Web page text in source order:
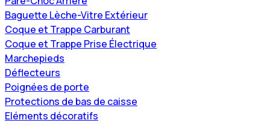
Baguette Lèche-Vitre Extérieur
Coque et Trappe Carburant
Coque et Trappe Prise Électrique
Marchepieds
Déflecteurs
Poignées de porte
Protections de bas de caisse
Eléments décoratifs